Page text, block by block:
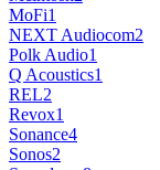
MoFi1
NEXT Audiocom2
Polk Audio1
Q Acoustics1
REL2
Revox1
Sonance4
Sonos2